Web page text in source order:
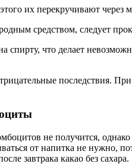
их перекручивают
средством, следует
спирту, что делает
последствия. При
не получится,
от напитка не нужно,
завтрака какао без сахара.